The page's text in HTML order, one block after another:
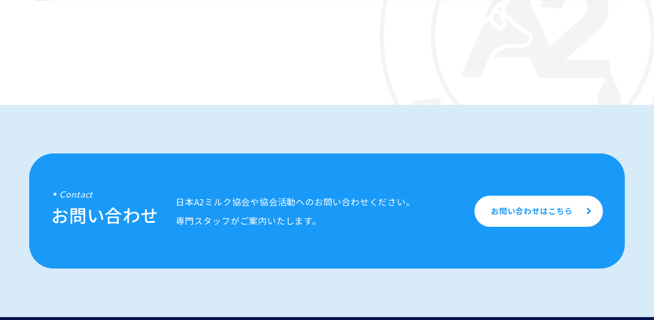
Contact
お問い合わせ
日本A2ミルク協会や協会活動へのお問い合わせください。
専門スタッフがご案内いたします。
お問い合わせはこちら